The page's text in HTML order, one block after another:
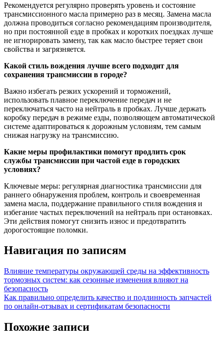
Рекомендуется регулярно проверять уровень и состояние
трансмиссионного масла примерно раз в месяц. Замена масла
должна проводиться согласно рекомендациям производителя,
но при постоянной езде в пробках и коротких поездках лучше
не игнорировать замену, так как масло быстрее теряет свои
свойства и загрязняется.
Какой стиль вождения лучше всего подходит для
сохранения трансмиссии в городе?
Важно избегать резких ускорений и торможений,
использовать плавное переключение передач и не
переключаться часто на нейтраль в пробках. Лучше держать
коробку передач в режиме езды, позволяющем автоматической
системе адаптироваться к дорожным условиям, тем самым
снижая нагрузку на трансмиссию.
Какие меры профилактики помогут продлить срок
службы трансмиссии при частой езде в городских
условиях?
Ключевые меры: регулярная диагностика трансмиссии для
раннего обнаружения проблем, контроль и своевременная
замена масла, поддержание правильного стиля вождения и
избегание частых переключений на нейтраль при остановках.
Эти действия помогут снизить износ и предотвратить
дорогостоящие поломки.
Навигация по записям
Влияние температуры окружающей среды на эффективность
тормозных систем: как сезонные изменения влияют на
безопасность
Как правильно определить качество и подлинность запчастей
по онлайн-отзывах и сертификатам безопасности
Похожие записи